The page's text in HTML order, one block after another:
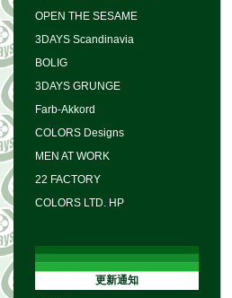
OPEN THE SESAME
3DAYS Scandinavia
BOLIG
3DAYS GRUNGE
Farb-Akkord
COLORS Designs
MEN AT WORK
22 FACTORY
COLORS LTD. HP
更新通知